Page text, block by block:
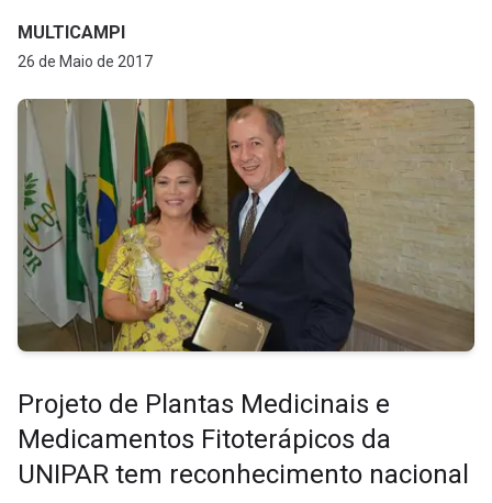
MULTICAMPI
26 de Maio de 2017
Projeto de Plantas Medicinais e
Medicamentos Fitoterápicos da
UNIPAR tem reconhecimento nacional